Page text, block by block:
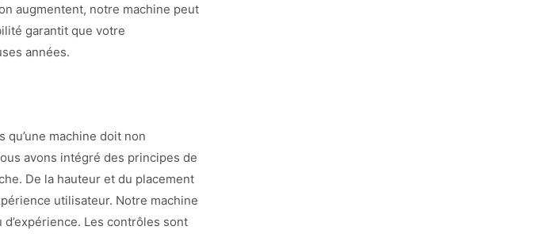
augmentent, notre machine peut
garantit que votre
années.
machine doit non
avons intégré des principes de
De la hauteur et du placement
utilisateur. Notre machine
Les contrôles sont